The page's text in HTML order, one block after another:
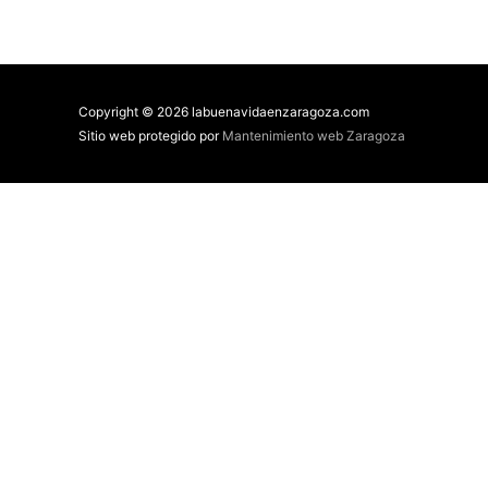
Copyright © 2026 labuenavidaenzaragoza.com
Sitio web protegido por Mantenimiento web Zaragoza